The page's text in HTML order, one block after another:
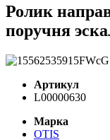
Ролик
поручня
Артикул
L00000630
Марка
OTIS